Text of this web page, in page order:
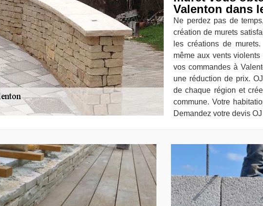
Valenton dans
Ne perdez pas de
création de murets
les créations de
même aux vents
vos commandes à
une réduction de prix.
de chaque région et
commune. Votre
Demandez votre devis